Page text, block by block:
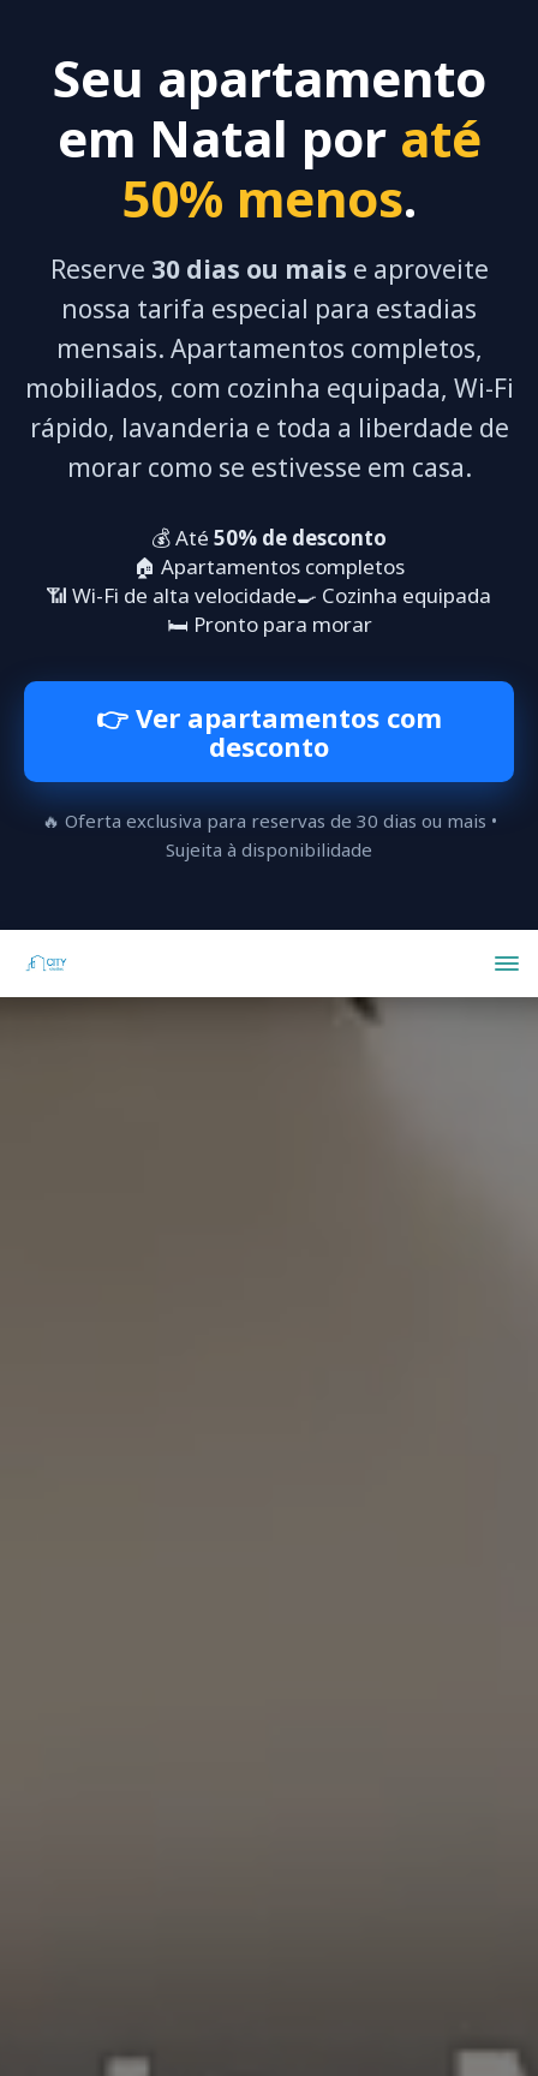
Seu apartamento
em Natal por até
50% menos.
Reserve 30 dias ou mais e aproveite
nossa tarifa especial para estadias
mensais. Apartamentos completos,
mobiliados, com cozinha equipada, Wi-Fi
rápido, lavanderia e toda a liberdade de
morar como se estivesse em casa.
💰 Até 50% de desconto
🏠 Apartamentos completos
📶 Wi-Fi de alta velocidade🍳 Cozinha equipada
🛏️ Pronto para morar
👉 Ver apartamentos com
desconto
🔥 Oferta exclusiva para reservas de 30 dias ou mais •
Sujeita à disponibilidade